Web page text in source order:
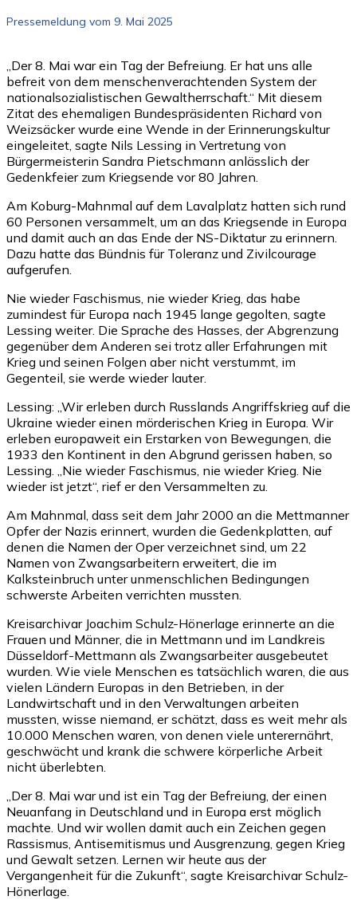
Pressemeldung vom 9. Mai 2025
„Der 8. Mai war ein Tag der Befreiung. Er hat uns alle
befreit von dem menschenverachtenden System der
nationalsozialistischen Gewaltherrschaft.“ Mit diesem
Zitat des ehemaligen Bundespräsidenten Richard von
Weizsäcker wurde eine Wende in der Erinnerungskultur
eingeleitet, sagte Nils Lessing in Vertretung von
Bürgermeisterin Sandra Pietschmann anlässlich der
Gedenkfeier zum Kriegsende vor 80 Jahren.
Am Koburg-Mahnmal auf dem Lavalplatz hatten sich rund
60 Personen versammelt, um an das Kriegsende in Europa
und damit auch an das Ende der NS-Diktatur zu erinnern.
Dazu hatte das Bündnis für Toleranz und Zivilcourage
aufgerufen.
Nie wieder Faschismus, nie wieder Krieg, das habe
zumindest für Europa nach 1945 lange gegolten, sagte
Lessing weiter. Die Sprache des Hasses, der Abgrenzung
gegenüber dem Anderen sei trotz aller Erfahrungen mit
Krieg und seinen Folgen aber nicht verstummt, im
Gegenteil, sie werde wieder lauter.
Lessing: „Wir erleben durch Russlands Angriffskrieg auf die
Ukraine wieder einen mörderischen Krieg in Europa. Wir
erleben europaweit ein Erstarken von Bewegungen, die
1933 den Kontinent in den Abgrund gerissen haben, so
Lessing. „Nie wieder Faschismus, nie wieder Krieg. Nie
wieder ist jetzt“, rief er den Versammelten zu.
Am Mahnmal, dass seit dem Jahr 2000 an die Mettmanner
Opfer der Nazis erinnert, wurden die Gedenkplatten, auf
denen die Namen der Oper verzeichnet sind, um 22
Namen von Zwangsarbeitern erweitert, die im
Kalksteinbruch unter unmenschlichen Bedingungen
schwerste Arbeiten verrichten mussten.
Kreisarchivar Joachim Schulz-Hönerlage erinnerte an die
Frauen und Männer, die in Mettmann und im Landkreis
Düsseldorf-Mettmann als Zwangsarbeiter ausgebeutet
wurden. Wie viele Menschen es tatsächlich waren, die aus
vielen Ländern Europas in den Betrieben, in der
Landwirtschaft und in den Verwaltungen arbeiten
mussten, wisse niemand, er schätzt, dass es weit mehr als
10.000 Menschen waren, von denen viele unterernährt,
geschwächt und krank die schwere körperliche Arbeit
nicht überlebten.
„Der 8. Mai war und ist ein Tag der Befreiung, der einen
Neuanfang in Deutschland und in Europa erst möglich
machte. Und wir wollen damit auch ein Zeichen gegen
Rassismus, Antisemitismus und Ausgrenzung, gegen Krieg
und Gewalt setzen. Lernen wir heute aus der
Vergangenheit für die Zukunft“, sagte Kreisarchivar Schulz-
Hönerlage.